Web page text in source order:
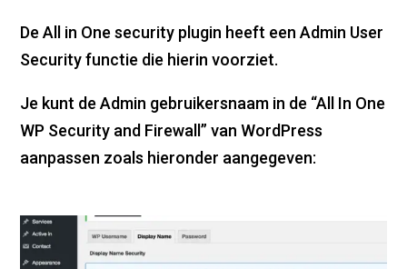
De All in One security plugin heeft een Admin User
Security functie die hierin voorziet.
Je kunt de Admin gebruikersnaam in de “All In One
WP Security and Firewall” van WordPress
aanpassen zoals hieronder aangegeven: